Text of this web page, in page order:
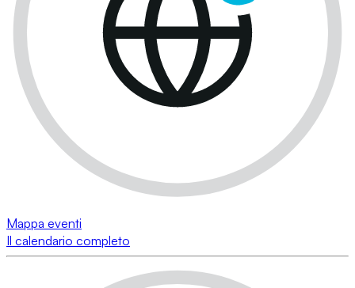
Mappa eventi
Il calendario completo